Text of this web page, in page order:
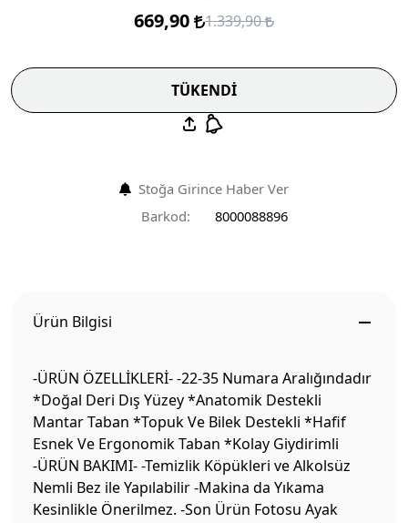
669,90 1.339,90
TÜKENDİ
Stoğa Girince Haber Ver
Barkod:
8000088896
Ürün Bilgisi
-ÜRÜN ÖZELLİKLERİ- -22-35 Numara Aralığındadır
*Doğal Deri Dış Yüzey *Anatomik Destekli
Mantar Taban *Topuk Ve Bilek Destekli *Hafif
Esnek Ve Ergonomik Taban *Kolay Giydirimli
-ÜRÜN BAKIMI- -Temizlik Köpükleri ve Alkolsüz
Nemli Bez ile Yapılabilir -Makina da Yıkama
Kesinlikle Önerilmez. -Son Ürün Fotosu Ayak